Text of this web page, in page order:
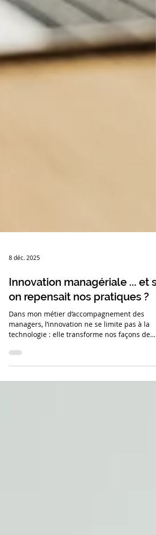
8 déc. 2025
Innovation managériale ... et si
on repensait nos pratiques ?
Dans mon métier d’accompagnement des
managers, l’innovation ne se limite pas à la
travailler ensemble, d’engager, de
responsabiliser.